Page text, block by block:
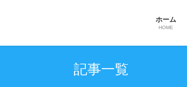
ホーム
HOME
記事一覧